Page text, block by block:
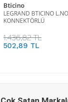
Bticino
LEGRAND BTICINO
KONNEKTÖRLÜ
1.436,82 TL
502,89 TL